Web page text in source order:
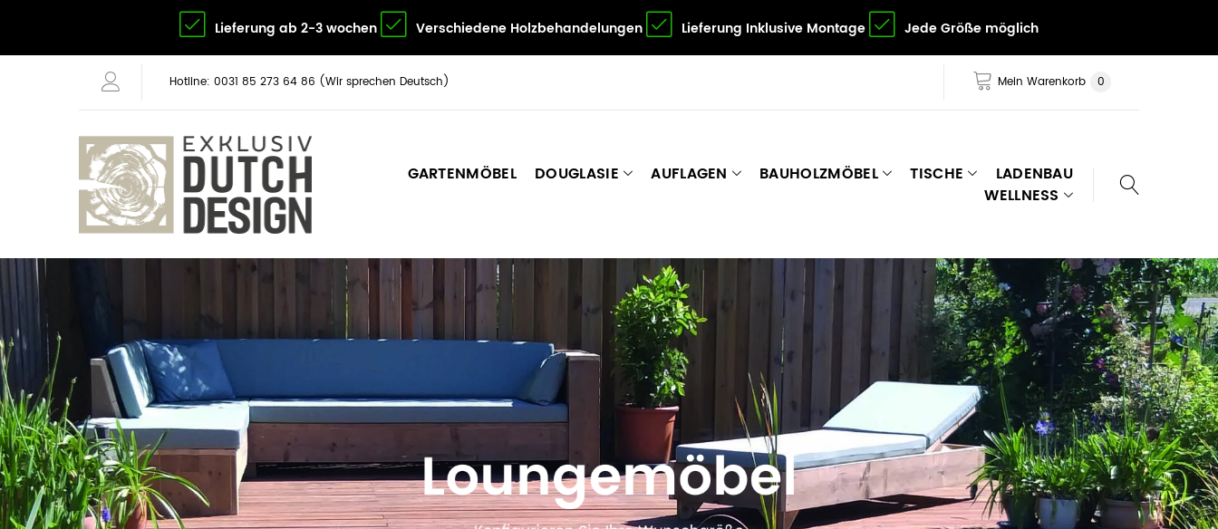
Lieferung ab 2-3 wochen Verschiedene Holzbehandelungen Lieferung Inklusive Montage Jede Größe möglich
Hotline: 0031 85 273 64 86 (Wir sprechen Deutsch) Mein Warenkorb 0
GARTENMÖBEL DOUGLASIE AUFLAGEN BAUHOLZMÖBEL TISCHE
LADENBAU
WELLNESS